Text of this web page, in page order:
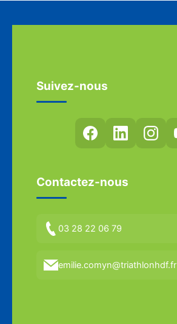
Suivez-nous
Contactez-nous
03 28 22 06 79
emilie.comyn@triathlonhdf.fr